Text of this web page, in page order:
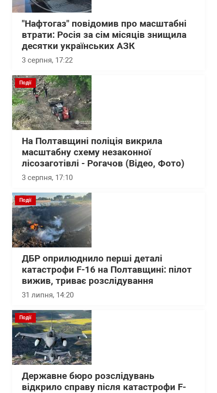
"Нафтогаз" повідомив про масштабні
втрати: Росія за сім місяців знищила
десятки українських АЗК
3 серпня, 17:22
Події
На Полтавщині поліція викрила
масштабну схему незаконної
лісозаготівлі - Рогачов (Відео, Фото)
3 серпня, 17:10
Події
ДБР оприлюднило перші деталі
катастрофи F-16 на Полтавщині: пілот
вижив, триває розслідування
31 липня, 14:20
Події
Державне бюро розслідувань
відкрило справу після катастрофи F-